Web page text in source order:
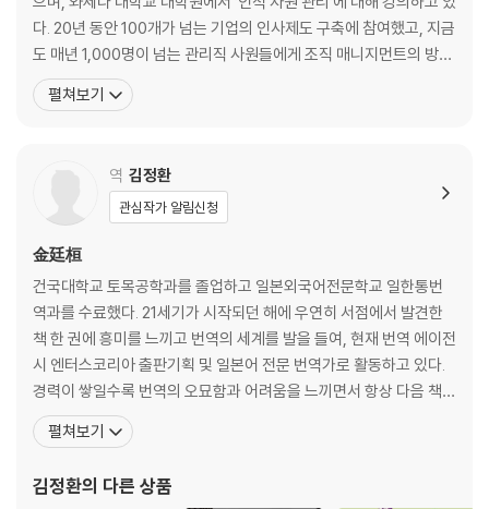
[유형7] 업무 당당 거부형 사원 그런 일은 하고 싶지 않습니다!
[유형8] 언행불일치형 사원 대답은 하지만 행동은 하지 않는다
우수한 사원에게도 방심은 금물
우수한 사원을 더 우수하게 만드는 기술
제3장 일을 맡겨야 하는 진짜 이유
리더의 수난시대가 시작되었다
일을 맡길 때도 대화는 필요해
도무지 알 수 없는 90년대생이 나타났다
여성을 위한 기업은 분명 있다
당신의 역할과 책임을 알려드립니다
고령화 사회, 나이 많은 부하 직원의 등장
기업에 필요한 인재는 기업이 만든다
제4장 일을 잘 맡기기 위한 5단계 법칙
[1단계] 어떤 업무를 맡겨야 할까?
다. 20년 동안 100개가 넘는 기업의 인사제도 구축에 참여했고, 지금
도 매년 1,000명이 넘는 관리직 사원들에게 조직 매니지먼트의 방법
론을 지도하고 있다. 특히 노동 시간 관리 및 조직 관리, 시니어 세대
의 경력 관리와 관련된 내용을 중심으로 활발한 집필 및 강연 활동을
펼쳐보기
역 김정환
관심작가 알림신청
金廷桓
건국대학교 토목공학과를 졸업하고 일본외국어전문학교 일한통번
역과를 수료했다. 21세기가 시작되던 해에 우연히 서점에서 발견한
책 한 권에 흥미를 느끼고 번역의 세계를 발을 들여, 현재 번역 에이전
시 엔터스코리아 출판기획 및 일본어 전문 번역가로 활동하고 있다.
경력이 쌓일수록 번역의 오묘함과 어려움을 느끼면서 항상 다음 책에
서는 더 나은 번역, 자신에게 부끄럽지 않은 번역을 할 수 있도록 노력
중이다. 공대 출신의 번역가로서 공대의 특징인 논리성을 살리면서
자법》 《cis의 주식 투자 법칙》 《타인과 일을 한다는
펼쳐보기
김정환의 다른 상품